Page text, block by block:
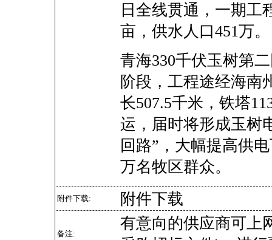
日全线贯通，一期工
亩，供水人口451万。
青海330千伏玉树第
阶段，工程途经海南
长507.5千米，铁塔
运，届时将形成玉树
回路”，大幅提高供
万名牧区群众。
附件下载: 附件下载
备注:
有意向的供应商可上